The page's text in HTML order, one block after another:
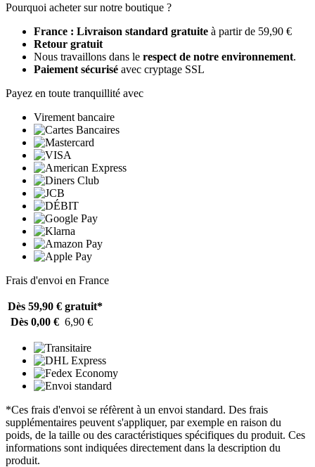
Pourquoi acheter sur notre boutique ?
France : Livraison standard gratuite à partir de 59,90 €
Retour gratuit
Nous travaillons dans le respect de notre environnement.
Paiement sécurisé avec cryptage SSL
Payez en toute tranquillité avec
Virement bancaire
Frais d'envoi en France
Dès 59,90 € gratuit*
Dès 0,00 € 6,90 €
*Ces frais d'envoi se réfèrent à un envoi standard. Des frais
supplémentaires peuvent s'appliquer, par exemple en raison du
poids, de la taille ou des caractéristiques spécifiques du produit. Ces
informations sont indiquées directement dans la description du
produit.